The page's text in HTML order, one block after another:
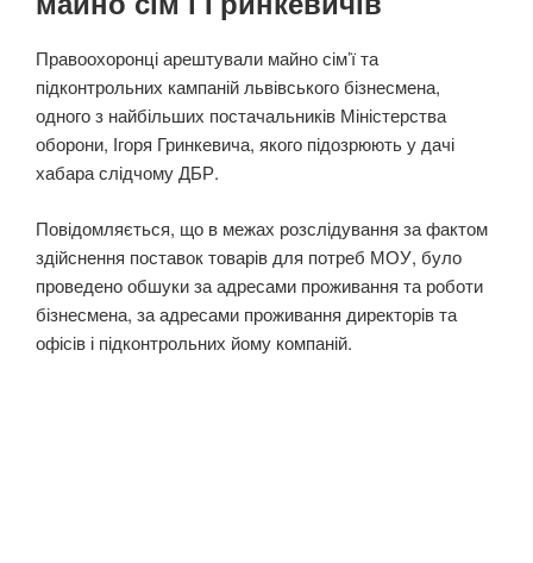
Правоохоронці арештували майно сім’ї та
підконтрольних кампаній львівського бізнесмена,
одного з найбільших постачальників Міністерства
оборони, Ігоря Гринкевича, якого підозрюють у дачі
хабара слідчому ДБР.
Повідомляється, що в межах розслідування за фактом
здійснення поставок товарів для потреб МОУ, було
проведено обшуки за адресами проживання та роботи
бізнесмена, за адресами проживання директорів та
офісів і підконтрольних йому компаній.